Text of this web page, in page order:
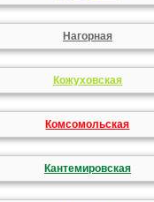
Нагорная
Кожуховская
Комсомольская
Кантемировская